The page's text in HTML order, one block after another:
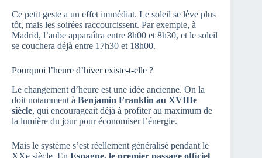
Ce petit geste a un effet immédiat. Le soleil se lève plus
tôt, mais les soirées raccourcissent. Par exemple, à
Madrid, l’aube apparaîtra entre 8h00 et 8h30, et le soleil
se couchera déjà entre 17h30 et 18h00.
Pourquoi l’heure d’hiver existe-t-elle ?
Le changement d’heure est une idée ancienne. On la
doit notamment à Benjamin Franklin au XVIIIe
siècle, qui encourageait déjà à profiter au maximum de
la lumière du jour pour économiser l’énergie.
Mais le système s’est réellement généralisé pendant le